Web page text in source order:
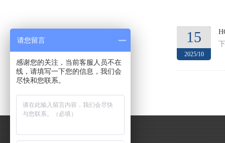
15
2025/10
请您留言
感谢您的关注，当前客服人员不在
线，请填写一下您的信息，我们会
尽快和您联系。